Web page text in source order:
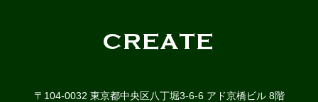
〒104-0032 東京都中央区八丁堀3-6-6 アド京橋ビル 8階